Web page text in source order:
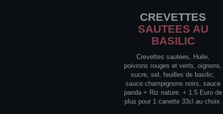
CREVETTES
SAUTEES AU
BASILIC
Crevettes sautées, Huile,
poivrons rouges et verts, oignons,
sucre, sel, feuilles de basilic,
sauce champignons noirs, sauce
panda + Riz nature. + 1.5 Euro de
plus pour 1 canette 33cl au choix.